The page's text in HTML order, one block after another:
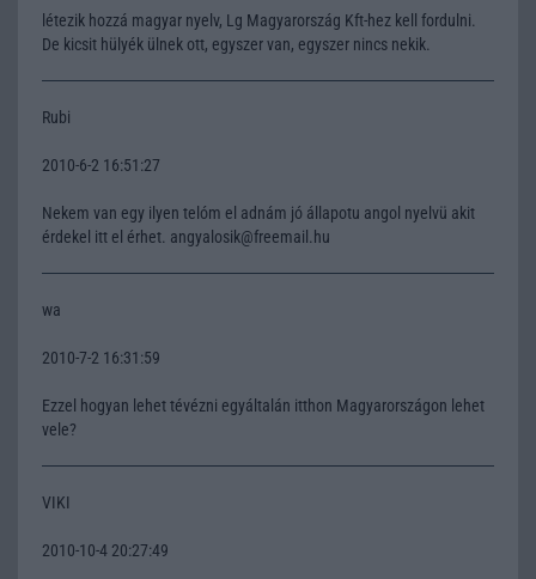
létezik hozzá magyar nyelv, Lg Magyarország Kft-hez kell fordulni.
De kicsit hülyék ülnek ott, egyszer van, egyszer nincs nekik.
Rubi
2010-6-2 16:51:27
Nekem van egy ilyen telóm el adnám jó állapotu angol nyelvü akit
érdekel itt el érhet. angyalosik@freemail.hu
wa
2010-7-2 16:31:59
Ezzel hogyan lehet tévézni egyáltalán itthon Magyarországon lehet
vele?
VIKI
2010-10-4 20:27:49